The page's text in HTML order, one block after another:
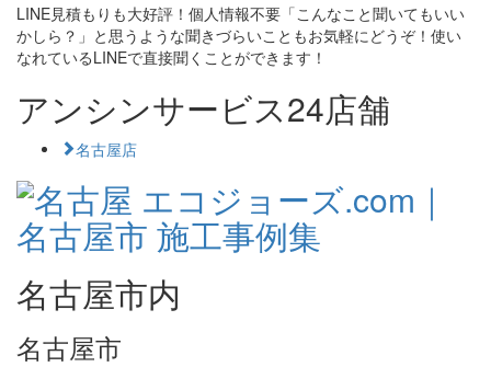
LINE見積もりも大好評！個人情報不要「こんなこと聞いてもいい
かしら？」と思うような聞きづらいこともお気軽にどうぞ！使い
なれているLINEで直接聞くことができます！
アンシンサービス24店舗
名古屋店
名古屋市内
名古屋市